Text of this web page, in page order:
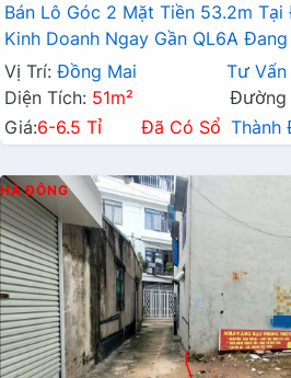
Bán Lô Góc 2 Mặt Tiền 53.2m
Kinh Doanh Ngay Gần QL6A
Vị Trí: Đồng Mai Tư Vấn
Diện Tích: 51m²
Đường
Giá:6-6.5 Tỉ Đã Có Sổ Thành
HÀ ĐÔNG